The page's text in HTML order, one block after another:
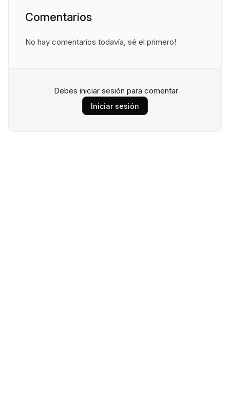
Comentarios
No hay comentarios todavía, sé el primero!
Debes iniciar sesión para comentar
Iniciar sesión